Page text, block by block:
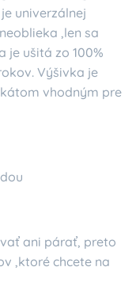
univerzálnej
,len sa
je ušitá zo 100%
Výšivka je
vhodným pre
ani párať, preto
,ktoré chcete na